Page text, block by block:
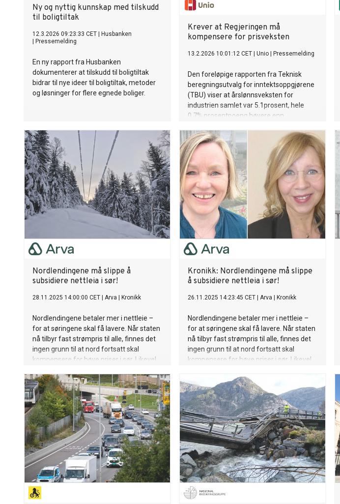
Ny og nyttig kunnskap med tilskudd
til boligtiltak
12.3.2026 09:23:33 CET
Husbanken
Pressemelding
En ny rapport fra Husbanken
dokumenterer at tilskudd til boligtiltak
bidrar til nye ideer til boligtiltak, metoder
og løsninger for flere egnede boliger.
Krever at Regjeringen må
kompensere for prisveksten
13.2.2026 10:01:12 CET Unio Pressemelding
Den foreløpige rapporten fra Teknisk
beregningsutvalg for inntektsoppgjørene
(TBU) viser at årslønnsveksten for
industrien samlet var 5.1prosent, hele
0,7% prosentpoeng høyere enn
at lønnsveksten i hele offentlig sektor var
lavere enn i industrien.
Nordlendingene må slippe å
subsidiere nettleia i sør!
28.11.2025 14:00:00 CET Arva Kronikk
Nordlendingene betaler mer i nettleie –
for at søringene skal få lavere. Når staten
nå tilbyr fast strømpris til alle, finnes det
ingen grunn til at nord fortsatt skal
kompensere for høye priser i sør. Likevel
Kronikk: Nordlendingene må slippe
å subsidiere nettleia i sør!
26.11.2025 14:23:45 CET Arva Kronikk
Nordlendingene betaler mer i nettleie –
for at søringene skal få lavere. Når staten
nå tilbyr fast strømpris til alle, finnes det
ingen grunn til at nord fortsatt skal
kompensere for høye priser i sør. Likevel